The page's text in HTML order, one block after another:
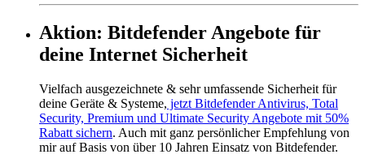
Aktion: Bitdefender Angebote für
deine Internet Sicherheit
Vielfach ausgezeichnete & sehr umfassende Sicherheit für
deine Geräte & Systeme, jetzt Bitdefender Antivirus, Total
Security, Premium und Ultimate Security Angebote mit 50%
Rabatt sichern. Auch mit ganz persönlicher Empfehlung von
mir auf Basis von über 10 Jahren Einsatz von Bitdefender.